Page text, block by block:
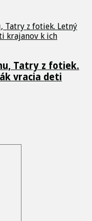
Tatry z fotiek.
vracia deti